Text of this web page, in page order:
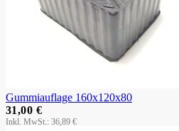
Gummiauflage 160x120x80
36,89 €
31,00 €